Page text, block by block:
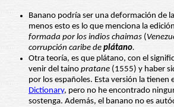
Banano podría ser una deformación de
menos esto es lo que menciona la
formada por los indios chaimas (
corrupción caribe de plátano.
Otra teoría, es que plátano, con el
venir del taino pratane (1555) y haber
por los españoles. Esta versión la tienen
Dictionary, pero no he encontrado
sostenga. Además, el banano no es